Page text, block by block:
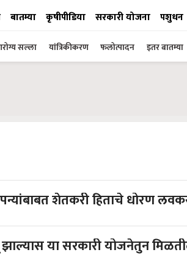
बातम्या कृषीपीडिया सरकारी योजना पशुधन
सल्ला यांत्रिकीकरण फलोत्पादन इतर बातम्या
शेतकरी हिताचे धोरण